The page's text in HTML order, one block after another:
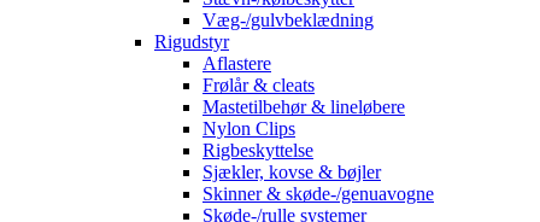
Væg-/gulvbeklædning
Rigudstyr
Aflastere
Frølår & cleats
Mastetilbehør & lineløbere
Nylon Clips
Rigbeskyttelse
Sjækler, kovse & bøjler
Skinner & skøde-/genuavogne
Skøde-/rulle systemer